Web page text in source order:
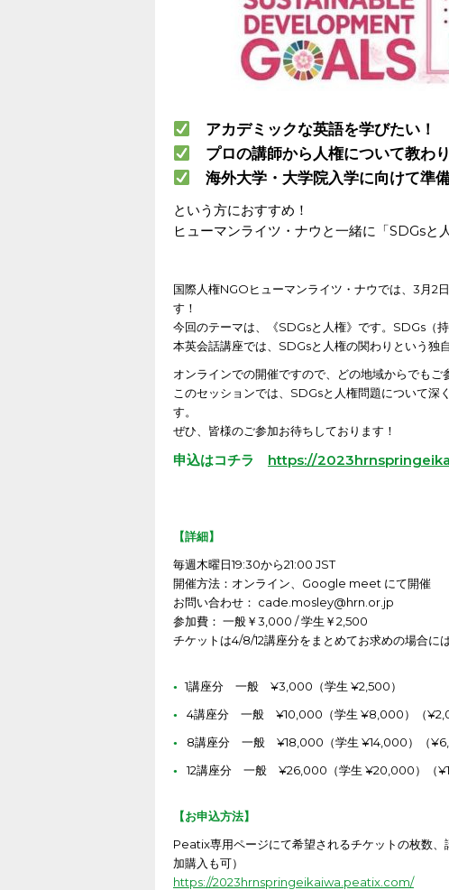
アカデミックな英語を学びたい！
プロの講師から人権について教わり
海外大学・大学院入学に向けて準
という方におすすめ！
ヒューマンライツ・ナウと一緒に「SDGsと
国際人権NGOヒューマンライツ・ナウでは、3月2
す！
今回のテーマは、《SDGsと人権》です。SDGs（
本英会話講座では、SDGsと人権の関わりという独
オンラインでの開催ですので、どの地域からでもご
このセッションでは、SDGsと人権問題について深
す。
ぜひ、皆様のご参加お待ちしております！
申込はコチラ https://
【詳細】
毎週木曜日19:30から21:00 JST
開催方法：オンライン、Google meet にて開催
お問い合わせ： cade.mosley@hrn.or.jp
参加費： 一般￥3,000 / 学生￥2,500
チケットは4/8/12講座分をまとめてお求めの場合に
1講座分 一般 ¥3,000（学生 ¥2,500）
4講座分 一般 ¥10,000（学生 ¥8,000）（
8講座分 一般 ¥18,000（学生 ¥14,000）（
12講座分 一般 ¥26,000（学生 ¥20,000）（
【お申込方法】
Peatix専用ページにて希望されるチケットの枚数
加購入も可）
https://2023hrnspringeikaiwa.peatix.com/